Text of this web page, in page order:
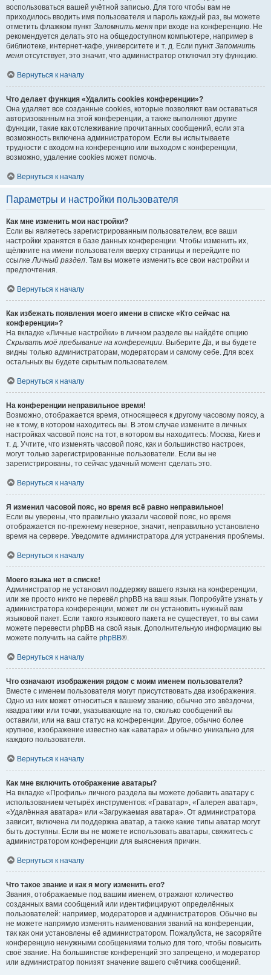
воспользоваться вашей учётной записью. Для того чтобы вам не
приходилось вводить имя пользователя и пароль каждый раз, вы можете
отметить флажком пункт Запомнить меня при входе на конференцию. Не
рекомендуется делать это на общедоступном компьютере, например в
библиотеке, интернет-кафе, университете и т. д. Если пункт Запомнить
меня отсутствует, это значит, что администратор отключил эту функцию.
Вернуться к началу
Что делает функция «Удалить cookies конференции»?
Она удаляет все созданные cookies, которые позволяют вам оставаться
авторизованным на этой конференции, а также выполняют другие
функции, такие как отслеживание прочитанных сообщений, если эта
возможность включена администратором. Если вы испытываете
трудности с входом на конференцию или выходом с конференции,
возможно, удаление cookies может помочь.
Вернуться к началу
Параметры и настройки пользователя
Как мне изменить мои настройки?
Если вы являетесь зарегистрированным пользователем, все ваши
настройки хранятся в базе данных конференции. Чтобы изменить их,
щёлкните на имени пользователя вверху страницы и перейдите по
ссылкеЛичный раздел. Там вы можете изменить все свои настройки и
предпочтения.
Вернуться к началу
Как избежать появления моего имени в списке «Кто сейчас на
конференции»?
На вкладке «Личные настройки» в личном разделе вы найдёте опцию
Скрывать моё пребывание на конференции. ВыберитеДа, и вы будете
видны только администраторам, модераторам и самому себе. Для всех
остальных вы будете скрытым пользователем.
Вернуться к началу
На конференции неправильное время!
Возможно, отображается время, относящееся к другому часовому поясу, а
не к тому, в котором находитесь вы. В этом случае измените в личных
настройках часовой пояс на тот, в котором вы находитесь: Москва, Киев и
т. д. Учтите, что изменять часовой пояс, как и большинство настроек,
могут только зарегистрированные пользователи. Если вы не
зарегистрированы, то сейчас удачный момент сделать это.
Вернуться к началу
Я изменил часовой пояс, но время всё равно неправильное!
Если вы уверены, что правильно указали часовой пояс, но время
отображается по-прежнему неверное, значит, неправильно установлено
время на сервере. Уведомите администратора для устранения проблемы.
Вернуться к началу
Моего языка нет в списке!
Администратор не установил поддержку вашего языка на конференции,
или же просто никто не перевёл phpBB на ваш язык. Попробуйте узнать у
администратора конференции, может ли он установить нужный вам
языковой пакет. Если такого языкового пакета не существует, то вы сами
можете перевести phpBB на свой язык. Дополнительную информацию вы
можете получить на сайте phpBB®.
Вернуться к началу
Что означают изображения рядом с моим именем пользователя?
Вместе с именем пользователя могут присутствовать два изображения.
Одно из них может относиться к вашему званию, обычно это звёздочки,
квадратики или точки, указывающие на то, сколько сообщений вы
оставили, или на ваш статус на конференции. Другое, обычно более
крупное, изображение известно как «аватара» и обычно уникально для
каждого пользователя.
Вернуться к началу
Как мне включить отображение аватары?
На вкладке «Профиль» личного раздела вы можете добавить аватару с
использованием четырёх инструментов: «Граватар», «Галерея аватар»,
«Удалённая аватара» или «Загружаемая аватара». От администратора
зависит, включена ли поддержка аватар, а также какие типы аватар могут
быть доступны. Если вы не можете использовать аватары, свяжитесь с
администратором конференции для выяснения причин.
Вернуться к началу
Что такое звание и как я могу изменить его?
Звания, отображаемые под вашим именем, отражают количество
созданных вами сообщений или идентифицируют определённых
пользователей: например, модераторов и администраторов. Обычно вы
не можете напрямую изменять наименования званий на конференции,
так как они установлены её администратором. Пожалуйста, не засоряйте
конференцию ненужными сообщениями только для того, чтобы повысить
своё звание. На большинстве конференций это запрещено, и модератор
или администратор понизят значение вашего счётчика сообщений.